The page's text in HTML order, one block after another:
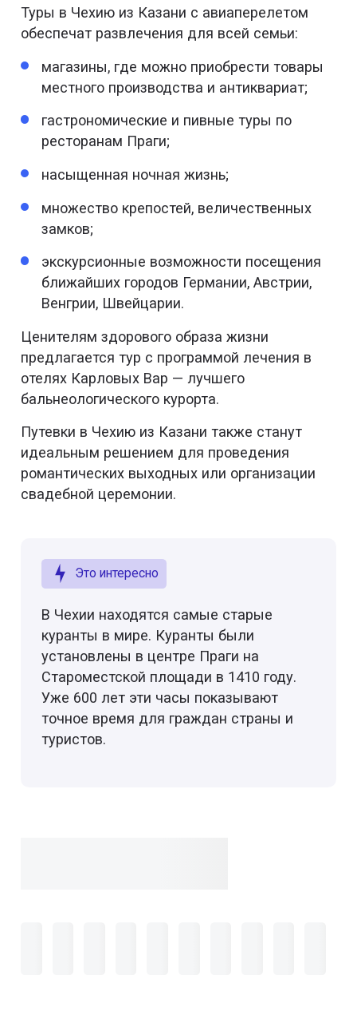
Туры в Чехию из Казани с авиаперелетом
обеспечат развлечения для всей семьи:
магазины, где можно приобрести товары
местного производства и антиквариат;
гастрономические и пивные туры по
ресторанам Праги;
насыщенная ночная жизнь;
множество крепостей, величественных
замков;
экскурсионные возможности посещения
ближайших городов Германии, Австрии,
Венгрии, Швейцарии.
Ценителям здорового образа жизни
предлагается тур с программой лечения в
отелях Карловых Вар — лучшего
бальнеологического курорта.
Путевки в Чехию из Казани также станут
идеальным решением для проведения
романтических выходных или организации
свадебной церемонии.
Это интересно
В Чехии находятся самые старые
куранты в мире. Куранты были
установлены в центре Праги на
Староместской площади в 1410 году.
Уже 600 лет эти часы показывают
точное время для граждан страны и
туристов.